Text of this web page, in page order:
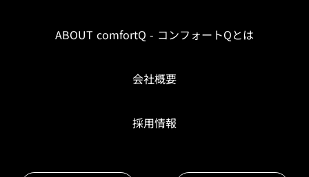
ABOUT comfortQ - コンフォートQとは
会社概要
採用情報